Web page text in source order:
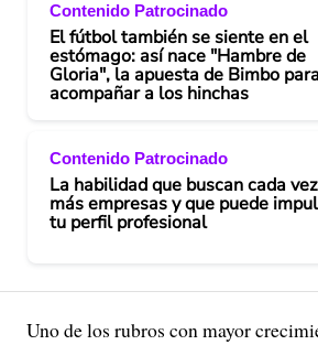
Contenido Patrocinado
El fútbol también se siente en el
estómago: así nace "Hambre de
Gloria", la apuesta de Bimbo para
acompañar a los hinchas
Contenido Patrocinado
La habilidad que buscan cada vez
más empresas y que puede
tu perfil profesional
Uno de los rubros con mayor